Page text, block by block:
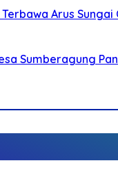
Arus
Sumberagung